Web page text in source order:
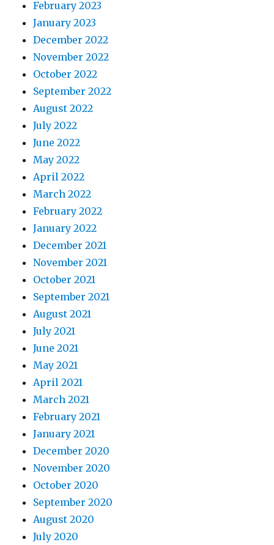
February 2023
January 2023
December 2022
November 2022
October 2022
September 2022
August 2022
July 2022
June 2022
May 2022
April 2022
March 2022
February 2022
January 2022
December 2021
November 2021
October 2021
September 2021
August 2021
July 2021
June 2021
May 2021
April 2021
March 2021
February 2021
January 2021
December 2020
November 2020
October 2020
September 2020
August 2020
July 2020